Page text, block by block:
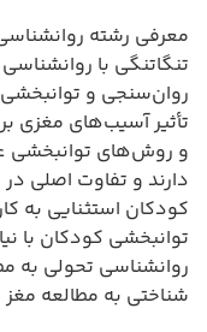
معرفی رشته
تنگاتنگی با
روان‌سنجی و توانبخشی
تأثیر آسیب‌های مغزی
و روش‌های توانبخشی
دارند و تفاوت اصلی
کودکان استثنایی به
توانبخشی کودکان با
روانشناسی تحولی
شناختی به مطالعه مغز